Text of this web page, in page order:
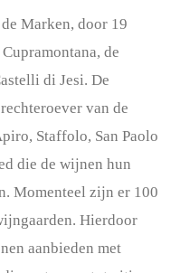
Marken, door 19
de
di Jesi. De
van de
Staffolo, San Paolo
die de wijnen hun
Momenteel zijn er 100
Hierdoor
aanbieden met